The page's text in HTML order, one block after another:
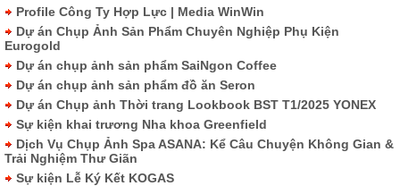
Profile Công Ty Hợp Lực | Media WinWin
Dự án Chụp Ảnh Sản Phẩm Chuyên Nghiệp Phụ Kiện
Eurogold
Dự án chụp ảnh sản phẩm SaiNgon Coffee
Dự án chụp ảnh sản phẩm đồ ăn Seron
Dự án Chụp ảnh Thời trang Lookbook BST T1/2025 YONEX
Sự kiện khai trương Nha khoa Greenfield
Dịch Vụ Chụp Ảnh Spa ASANA: Kể Câu Chuyện Không Gian &
Trải Nghiệm Thư Giãn
Sự kiện Lễ Ký Kết KOGAS